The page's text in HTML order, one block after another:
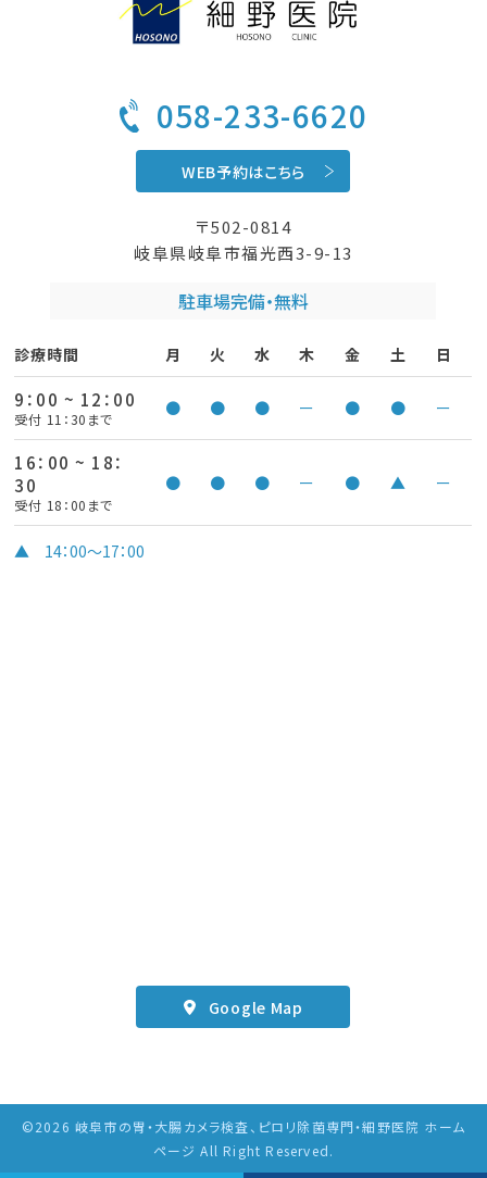
Google Map
058-233-6620
WEB予約はこちら
〒502-0814
岐阜県岐阜市福光西3-9-13
駐車場完備・無料
診療時間 月 火 水 木 金 土 日
9：00 ~ 12：00
受付 11：30まで
● ● ● ー ● ● ー
16：00 ~ 18：
30
受付 18：00まで
● ● ● ー ● ▲ ー
▲ 14：00～17：00
©2026 岐阜市の胃・大腸カメラ検査、ピロリ除菌専門・細野医院 ホーム
ページ All Right Reserved.